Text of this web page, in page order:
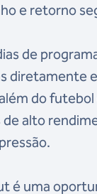
e retorno
de
diretamente
do
de alto
é uma